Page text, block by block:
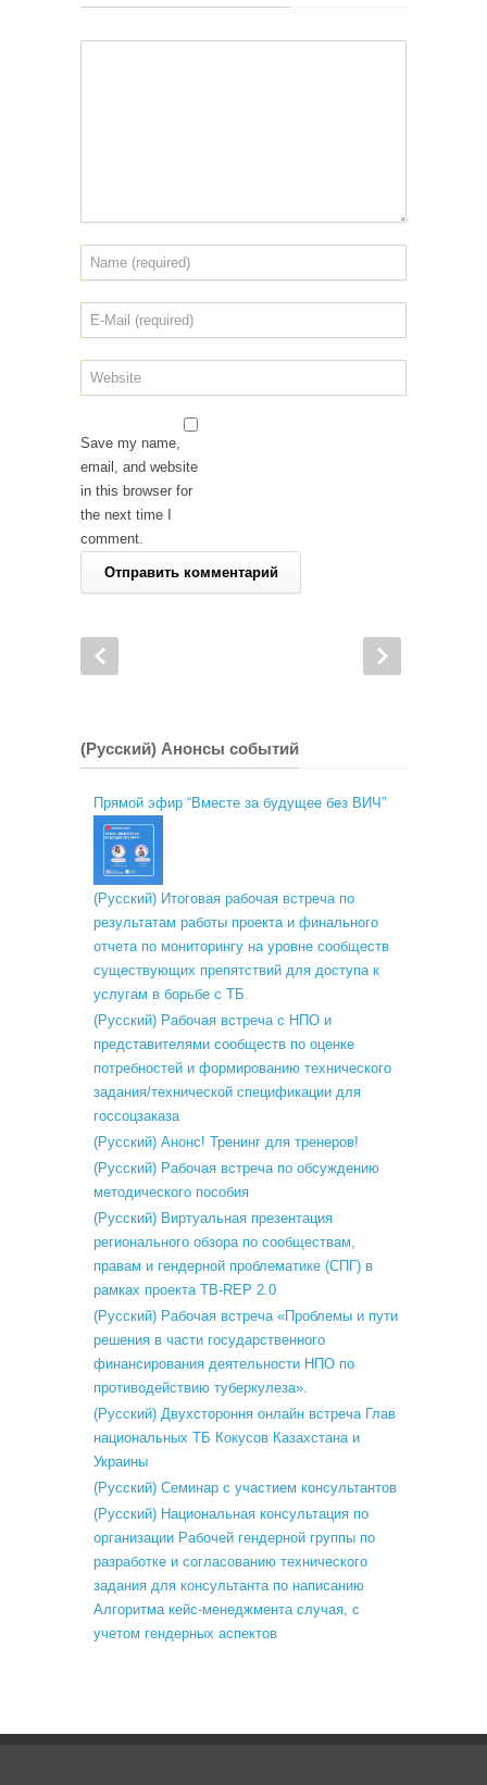
Save my name,
email, and website
in this browser for
the next time I
comment.
(Русский) Анонсы событий
Прямой эфир “Вместе за будущее без ВИЧ”
(Русский) Итоговая рабочая встреча по
результатам работы проекта и финального
отчета по мониторингу на уровне сообществ
существующих препятствий для доступа к
услугам в борьбе с ТБ.
(Русский) Рабочая встреча с НПО и
представителями сообществ по оценке
потребностей и формированию технического
задания/технической спецификации для
госсоцзаказа
(Русский) Анонс! Тренинг для тренеров!
(Русский) Рабочая встреча по обсуждению
методического пособия
(Русский) Виртуальная презентация
регионального обзора по сообществам,
правам и гендерной проблематике (СПГ) в
рамках проекта TB-REP 2.0
(Русский) Рабочая встреча «Проблемы и пути
решения в части государственного
финансирования деятельности НПО по
противодействию туберкулеза».
(Русский) Двухстороння онлайн встреча Глав
национальных ТБ Кокусов Казахстана и
Украины
(Русский) Семинар с участием консультантов
(Русский) Национальная консультация по
организации Рабочей гендерной группы по
разработке и согласованию технического
задания для консультанта по написанию
Алгоритма кейс-менеджмента случая, с
учетом гендерных аспектов